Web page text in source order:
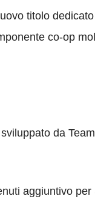
titolo
co-op
da
aggiuntivo